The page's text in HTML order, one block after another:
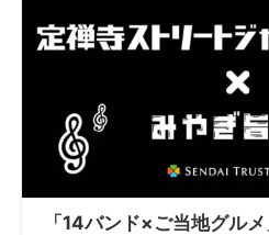
「14バンド×ご当地グル